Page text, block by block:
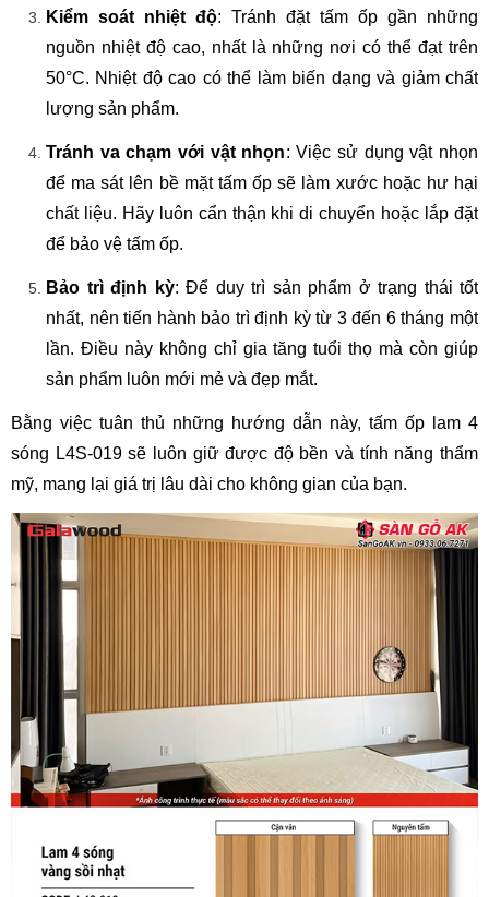
Kiểm soát nhiệt độ: Tránh đặt tấm ốp gần những
nguồn nhiệt độ cao, nhất là những nơi có thể đạt trên
50°C. Nhiệt độ cao có thể làm biến dạng và giảm chất
lượng sản phẩm.
Tránh va chạm với vật nhọn: Việc sử dụng vật nhọn
để ma sát lên bề mặt tấm ốp sẽ làm xước hoặc hư hại
chất liệu. Hãy luôn cẩn thận khi di chuyển hoặc lắp đặt
để bảo vệ tấm ốp.
Bảo trì định kỳ: Để duy trì sản phẩm ở trạng thái tốt
nhất, nên tiến hành bảo trì định kỳ từ 3 đến 6 tháng một
lần. Điều này không chỉ gia tăng tuổi thọ mà còn giúp
sản phẩm luôn mới mẻ và đẹp mắt.
Bằng việc tuân thủ những hướng dẫn này, tấm ốp lam 4
sóng L4S-019 sẽ luôn giữ được độ bền và tính năng thẩm
mỹ, mang lại giá trị lâu dài cho không gian của bạn.